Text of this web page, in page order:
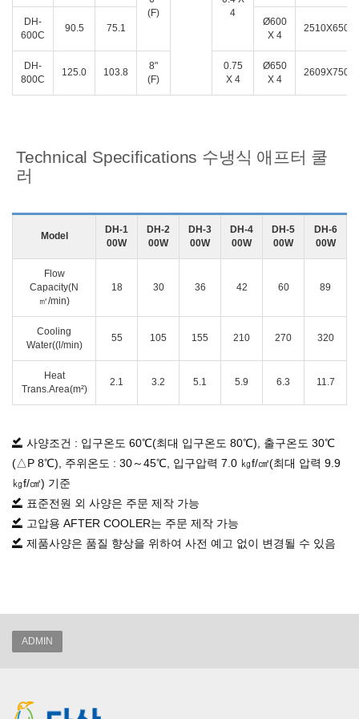
(F)
4
DH-
600C
90.5 75.1
Ø600
X 4
DH-
800C
125.0 103.8
8"
(F)
0.75
X 4
Ø650
X 4
Technical Specifications 수냉식 애프터 쿨
러
Model
DH-1
00W
DH-2
00W
DH-3
00W
DH-4
00W
DH-5
00W
DH-6
00W
Flow
Capacity(N
㎥/min)
18 30 36 42 60 89
Cooling
Water((l/min)
55 105 155 210 270 320
Heat
Trans.Area(m²)
2.1 3.2 5.1 5.9 6.3 11.7
사양조건 : 입구온도 60℃(최대 입구온도 80℃), 출구온도 30℃
(△P 8℃), 주위온도 : 30～45℃, 입구압력 7.0 ㎏f/㎠(최대 압력 9.9
㎏f/㎠) 기준
표준전원 외 사양은 주문 제작 가능
고압용 AFTER COOLER는 주문 제작 가능
제품사양은 품질 향상을 위하여 사전 예고 없이 변경될 수 있음
ADMIN